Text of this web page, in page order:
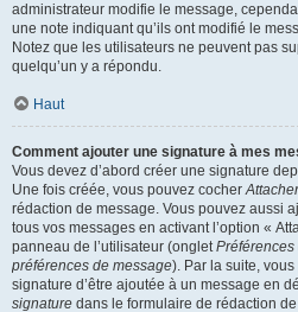
administrateur modifie le message,
une note indiquant qu’ils ont modifié le
Notez que les utilisateurs ne peuvent pas
quelqu’un y a répondu.
Haut
Comment ajouter une signature à mes
Vous devez d’abord créer une signature
Une fois créée, vous pouvez cocher
rédaction de message. Vous pouvez aussi
tous vos messages en activant l’option «
panneau de l’utilisateur (ongletPréférences
préférences de message). Par la suite,
signature d’être ajoutée à un message en
signature dans le formulaire de rédaction